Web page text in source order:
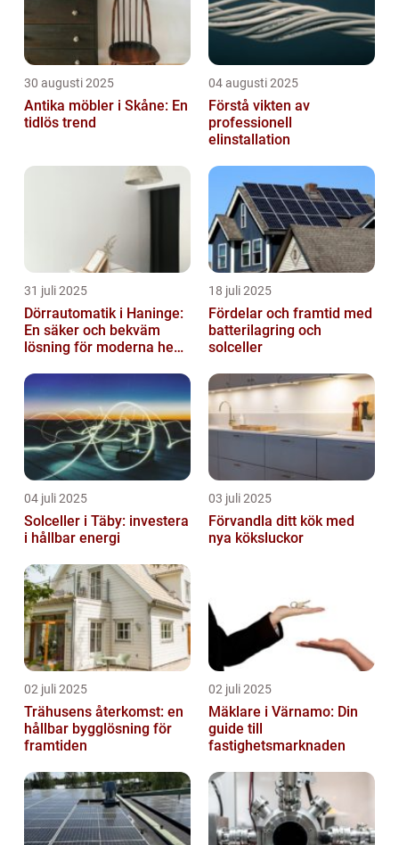
30 augusti 2025
Antika möbler i Skåne: En
tidlös trend
04 augusti 2025
Förstå vikten av
professionell
elinstallation
31 juli 2025
Dörrautomatik i Haninge:
En säker och bekväm
lösning för moderna hem
18 juli 2025
Fördelar och framtid med
batterilagring och
solceller
04 juli 2025
Solceller i Täby: investera
i hållbar energi
03 juli 2025
Förvandla ditt kök med
nya köksluckor
02 juli 2025
Trähusens återkomst: en
hållbar bygglösning för
framtiden
02 juli 2025
Mäklare i Värnamo: Din
guide till
fastighetsmarknaden